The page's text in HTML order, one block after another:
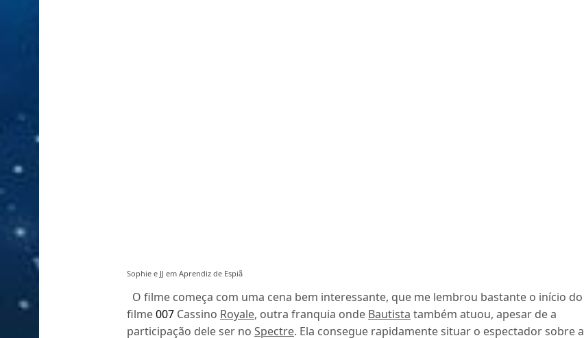
Sophie e JJ em Aprendiz de Espiã
O filme começa com uma cena bem interessante, que me lembrou bastante o início do
filme007 Cassino Royale, outra franquia onde Bautista também atuou, apesar de a
participação dele ser no Spectre. Ela consegue rapidamente situar o espectador sobre a